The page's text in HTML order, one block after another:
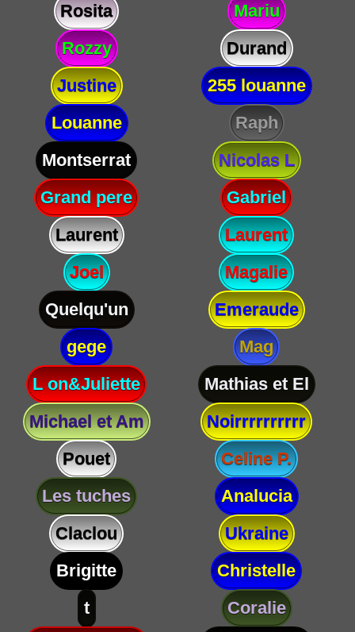
Rosita
Mariu
Rozzy
Durand
Justine
255 louanne
Louanne
Raph
Montserrat
Nicolas L
Grand pere
Gabriel
Laurent
Laurent
Joel
Magalie
Quelqu'un
Emeraude
gege
Mag
L on&Juliette
Mathias et El
Michael et Am
Noirrrrrrrrrr
Pouet
Celine P.
Les tuches
Analucia
Claclou
Ukraine
Brigitte
Christelle
t
Coralie